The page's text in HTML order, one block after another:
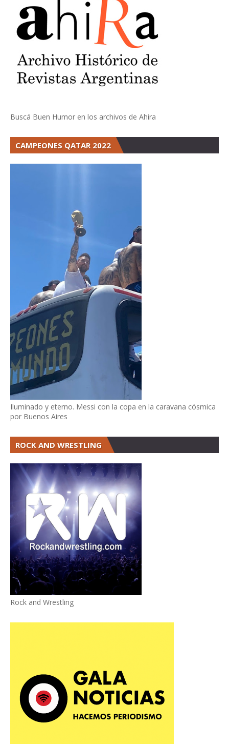
Buscá Buen Humor en los archivos de Ahira
CAMPEONES QATAR 2022
Iluminado y eterno. Messi con la copa en la caravana cósmica
por Buenos Aires
ROCK AND WRESTLING
Rock and Wrestling